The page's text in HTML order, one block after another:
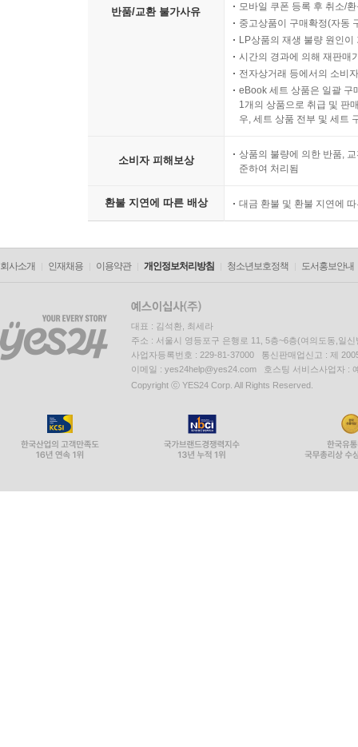
반품/교환 불가사유
모바일 쿠폰 등록 후 취소/
중고상품이 구매확정(자동
LP상품의 재생 불량 원인
시간의 경과에 의해 재판매
전자상거래 등에서의 소비
eBook 세트 상품은 일괄 구
1개의 상품으로 취급 및 판
우, 세트 상품 전부 및 세트
소비자 피해보상
상품의 불량에 의한 반품,
준하여 처리됨
환불 지연에 따른 배상 대금 환불 및 환불 지연에
회사소개 인재채용 이용약관 개인정보처리방침 청소년보호정책 도서홍보안내
대표 : 김석환, 최세라
주소 : 서울시 영등포구 은행로 11, 5층~6층(여의도동,일신
사업자등록번호 : 229-81-37000 통신판매업신고 : 제
이메일 : yes24help@yes24.com 호스팅 서비스사업자 :
Copyright ⓒ YES24 Corp. All Rights Reserved.